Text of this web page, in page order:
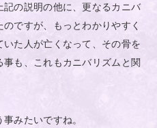
の説明の他に、更なるカニバ
ですが、もっとわかりやすく
た人が亡くなって、その骨を
も、これもカニバリズムと関
みたいですね。